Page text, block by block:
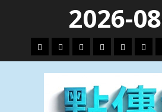
content
2026-
頭
條
財
經
地
方.
會
文
教.
技
專
題
娛
樂
劇